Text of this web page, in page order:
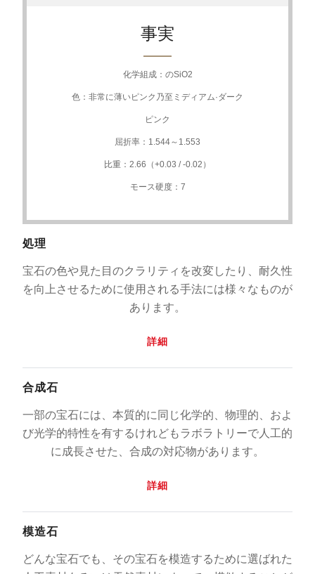
事実
化学組成：のSiO2
色：非常に薄いピンク乃至ミディアム·ダーク
ピンク
屈折率：1.544～1.553
比重：2.66（+0.03 / -0.02）
モース硬度：7
処理
宝石の色や見た目のクラリティを改変したり、耐久性
を向上させるために使用される手法には様々なものが
あります。
詳細
合成石
一部の宝石には、本質的に同じ化学的、物理的、およ
び光学的特性を有するけれどもラボラトリーで人工的
に成長させた、合成の対応物があります。
詳細
模造石
どんな宝石でも、その宝石を模造するために選ばれた